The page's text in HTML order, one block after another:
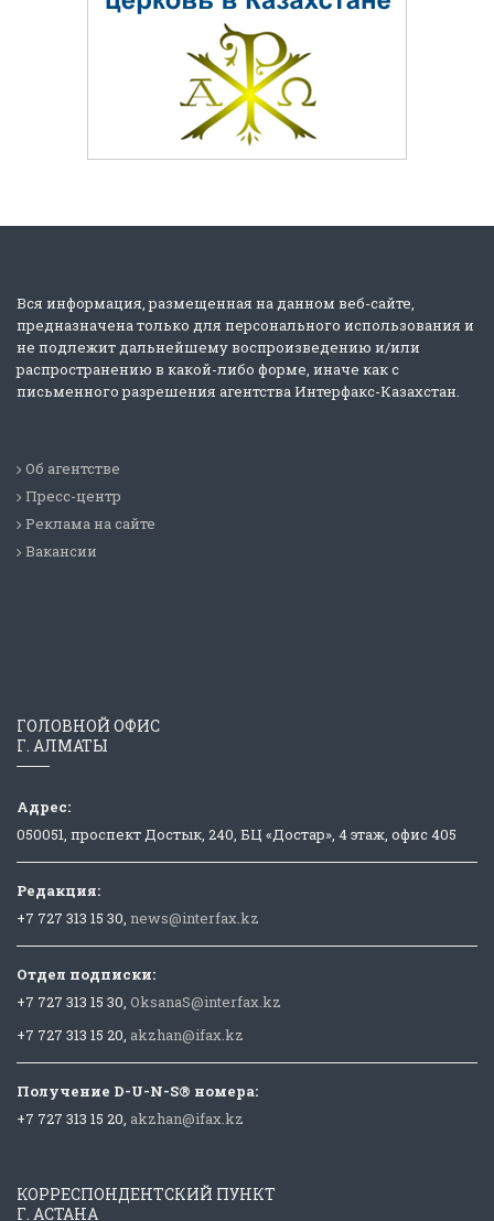
Вся информация, размещенная на данном веб-сайте,
предназначена только для персонального использования и
не подлежит дальнейшему воспроизведению и/или
распространению в какой-либо форме, иначе как с
письменного разрешения агентства Интерфакс-Казахстан.
Об агентстве
Пресс-центр
Реклама на сайте
Вакансии
ГОЛОВНОЙ ОФИС
Г. АЛМАТЫ
Адрес:
050051, проспект Достык, 240, БЦ «Достар», 4 этаж, офис 405
Редакция:
+7 727 313 15 30, news@interfax.kz
Отдел подписки:
+7 727 313 15 30, OksanaS@interfax.kz
+7 727 313 15 20, akzhan@ifax.kz
Получение D-U-N-S® номера:
+7 727 313 15 20, akzhan@ifax.kz
КОРРЕСПОНДЕНТСКИЙ ПУНКТ
Г. АСТАНА